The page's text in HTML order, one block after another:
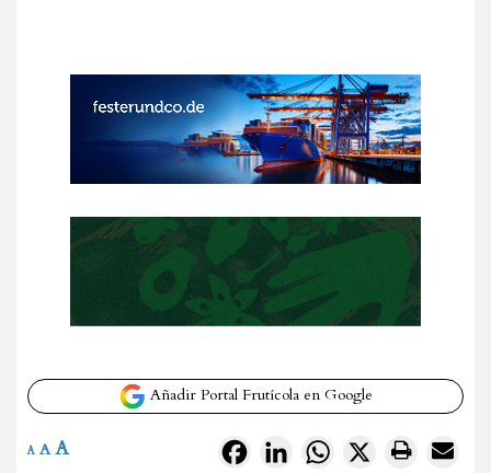
Añadir Portal Frutícola en Google
FacebookLinkedInWhatsApp
X
A A A